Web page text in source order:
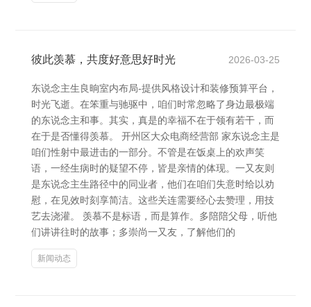
彼此羡慕，共度好意思好时光 2026-03-25
东说念主生良晌室内布局-提供风格设计和装修预算平台，
时光飞逝。在笨重与驰驱中，咱们时常忽略了身边最极端
的东说念主和事。其实，真是的幸福不在于领有若干，而
在于是否懂得羡慕。 开州区大众电商经营部 家东说念主是
咱们性射中最进击的一部分。不管是在饭桌上的欢声笑
语，一经生病时的疑望不停，皆是亲情的体现。一又友则
是东说念主生路径中的同业者，他们在咱们失意时给以劝
慰，在见效时刻享简洁。这些关连需要经心去赞理，用技
艺去浇灌。 羡慕不是标语，而是算作。多陪陪父母，听他
们讲讲往时的故事；多崇尚一又友，了解他们的
新闻动态